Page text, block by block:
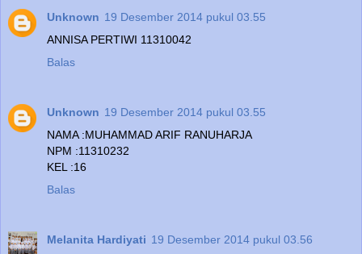
Unknown 19 Desember 2014 pukul 03.55
ANNISA PERTIWI 11310042
Balas
Unknown 19 Desember 2014 pukul 03.55
NAMA :MUHAMMAD ARIF RANUHARJA
NPM :11310232
KEL :16
Balas
Melanita Hardiyati 19 Desember 2014 pukul 03.56